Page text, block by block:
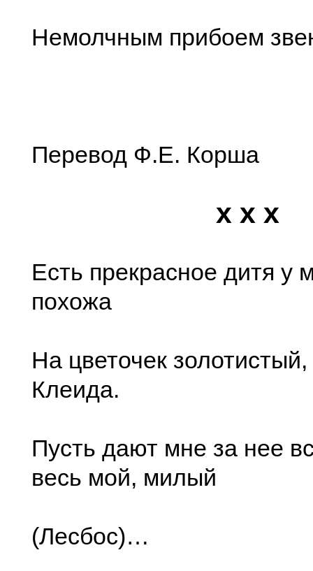
Немолчным прибоем
Перевод Ф.Е. Корша
x x x
Есть прекрасное дитя у
похожа
На цветочек
Клеида.
Пусть дают мне за нее
весь мой, милый
(Лесбос)…